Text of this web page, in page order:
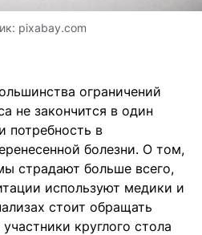
pixabay.com
ограничений
не закончится в один
потребность в
болезни. О том,
страдают больше всего,
используют медики и
стоит обращать
круглого стола